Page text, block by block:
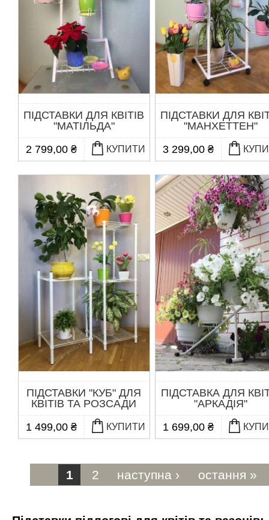
ПІДСТАВКИ ДЛЯ КВІТІВ
"МАТІЛЬДА"
2 799,00 ₴
КУПИТИ
ПІДСТАВКИ ДЛЯ
"МАНХЕТТЕН"
3 299,00 ₴
ПІДСТАВКИ "КУБ" ДЛЯ
КВІТІВ ТА РОЗСАДИ
1 499,00 ₴
КУПИТИ
ПІДСТАВКА ДЛЯ
"АРКАДІЯ"
1 699,00 ₴
Сторінки
1 2 наступна › остання »